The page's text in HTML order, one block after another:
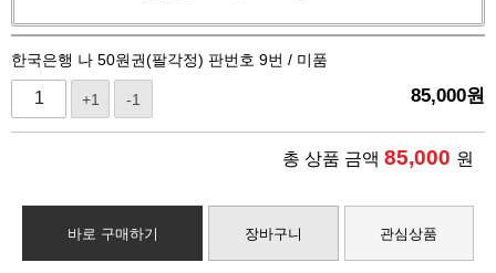
한국은행 나 50원권(팔각정) 판번호 9번 / 미품
+1 -1 85,000원
총 상품 금액 85,000 원
바로 구매하기 장바구니 관심상품